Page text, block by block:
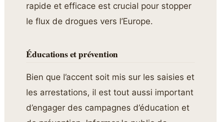
rapide et efficace est crucial pour stopper
le flux de drogues vers l’Europe.
Éducations et prévention
Bien que l’accent soit mis sur les saisies et
les arrestations, il est tout aussi important
d’engager des campagnes d’éducation et